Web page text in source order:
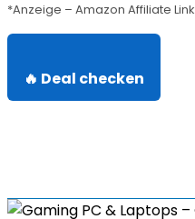
*Anzeige – Amazon Affiliate Link
🔥 Deal checken